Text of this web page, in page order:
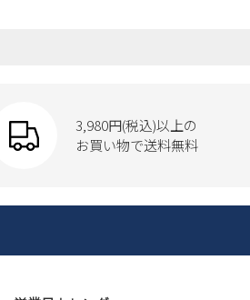
3,980円(税込)以上の
お買い物で送料無料